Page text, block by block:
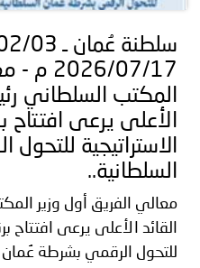
2026/
المكتب السلطاني
الأعلى يرعى افتتاح
الاستراتيجية
السلطانية..
معالي الفريق أول وزير
القائد الأعلى يرعى افتتاح
للتحول الرقمي بشرطة عُمان